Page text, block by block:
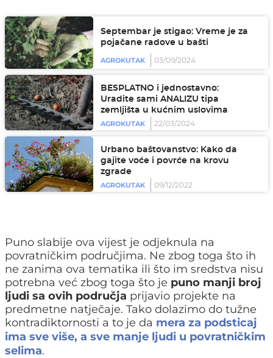
Septembar je stigao: Vreme je za
pojačane radove u bašti
AGROKUTAK 03/09/2024
BESPLATNO i jednostavno:
Uradite sami ANALIZU tipa
zemljišta u kućnim uslovima
AGROKUTAK
22/03/2024
Urbano baštovanstvo: Kako da
gajite voće i povrće na krovu
zgrade
AGROKUTAK
09/12/2022
Puno slabije ova vijest je odjeknula na
povratničkim područjima. Ne zbog toga što ih
ne zanima ova tematika ili što im sredstva nisu
potrebna već zbog toga što je puno manji broj
ljudi sa ovih područja prijavio projekte na
predmetne natječaje. Tako dolazimo do tužne
kontradiktornosti a to je da mera za podsticaj
ima sve više, a sve manje ljudi u povratničkim
selima.